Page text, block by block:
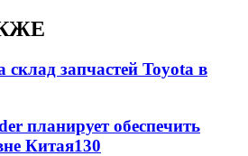
запчастей Toyota в
планирует обеспечить
Китая130